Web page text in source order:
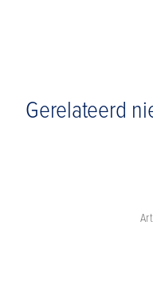
Gerelateerd